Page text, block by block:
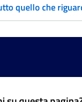
quello che